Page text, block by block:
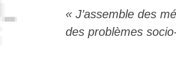
J’assemble des
des problèmes